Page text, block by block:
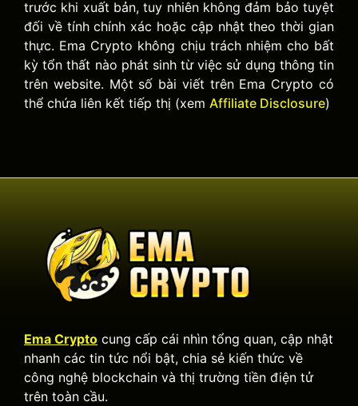
trước khi xuất bản, tuy nhiên không đảm bảo tuyệt
đối về tính chính xác hoặc cập nhật theo thời gian
thực. Ema Crypto không chịu trách nhiệm cho bất
kỳ tổn thất nào phát sinh từ việc sử dụng thông tin
trên website. Một số bài viết trên Ema Crypto có
thể chứa liên kết tiếp thị (xem Affiliate Disclosure)
Ema Crypto cung cấp cái nhìn tổng quan, cập nhật
nhanh các tin tức nổi bật, chia sẻ kiến thức về
công nghệ blockchain và thị trường tiền điện tử
trên toàn cầu.